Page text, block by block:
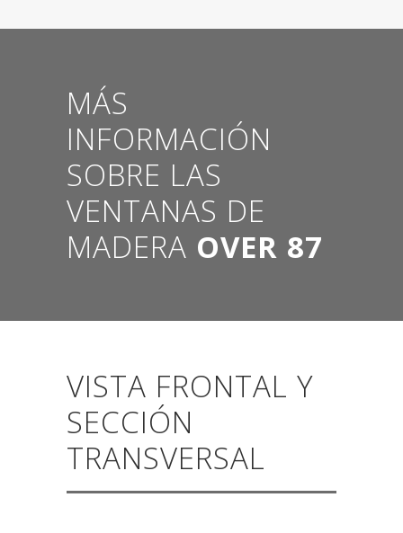
MÁS
INFORMACIÓN
SOBRE LAS
VENTANAS DE
MADERA OVER 87
VISTA FRONTAL Y
SECCIÓN
TRANSVERSAL